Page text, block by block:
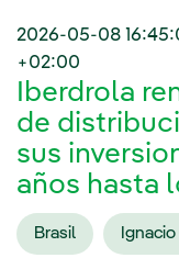
2026-05-08
+02:00
Iberdrola
de
sus
años hasta
Brasil